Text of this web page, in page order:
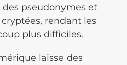
des pseudonymes et
rendant les
plus difficiles.
laisse des